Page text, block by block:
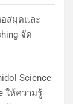
สมุดและ
จัด
Science
ให้ความรู้